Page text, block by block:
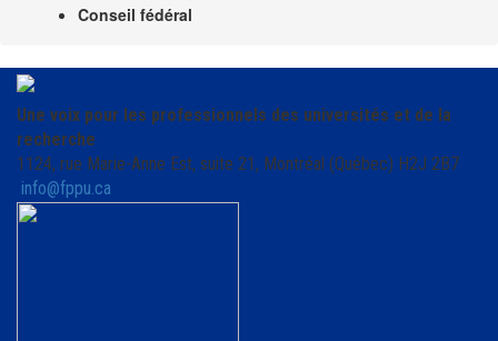
Conseil fédéral
Une voix pour les professionnels des universités et de la
recherche
1124, rue Marie-Anne Est, suite 21, Montréal (Québec) H2J 2B7
info@fppu.ca